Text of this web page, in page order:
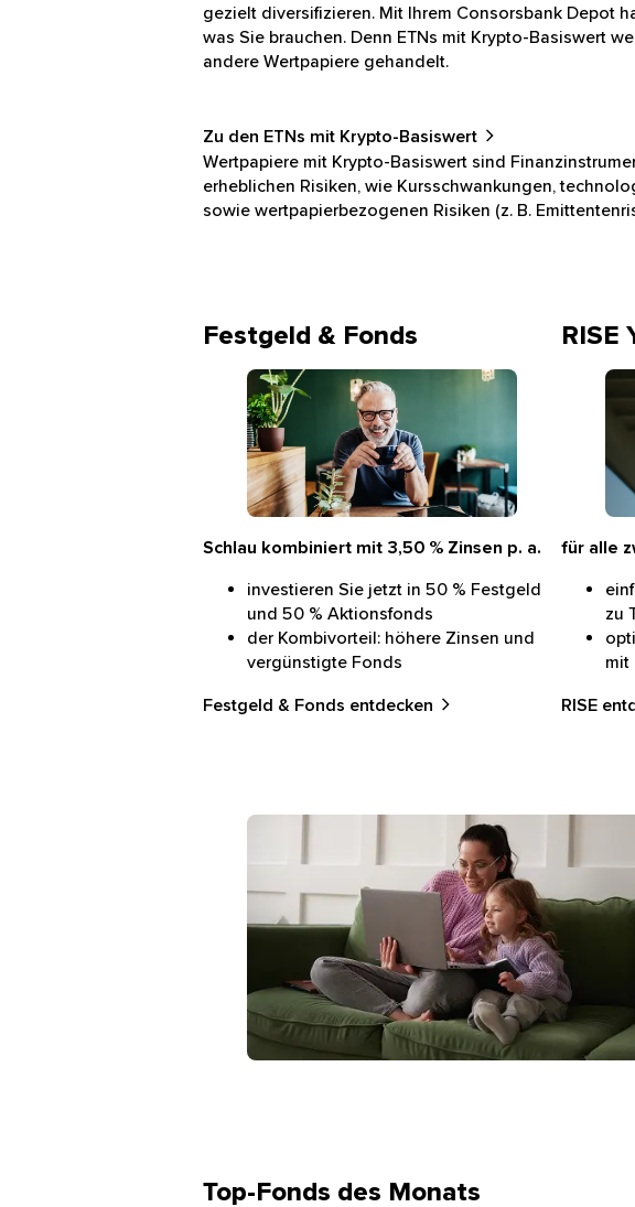
gezielt diversifizieren. Mit Ihrem Consorsbank Depot
was Sie brauchen. Denn ETNs mit Krypto-Basiswert
andere Wertpapiere gehandelt.
Zu den ETNs mit Krypto-Basiswert
Wertpapiere mit Krypto-Basiswert sind
erheblichen Risiken, wie Kursschwankungen,
sowie wertpapierbezogenen Risiken (z. B.
Festgeld & Fonds
Mann mit Tablet in der Hand lächelt
Schlau kombiniert mit 3,50 % Zinsen p. a.
investieren Sie jetzt in 50 % Festgeld
und 50 % Aktionsfonds
der Kombivorteil: höhere Zinsen und
vergünstigte Fonds
Festgeld & Fonds entdecken
RISE
für alle
zu
mit
RISE
Mutter und Tochter sitzen auf Sofa und schauen
Top-Fonds des Monats